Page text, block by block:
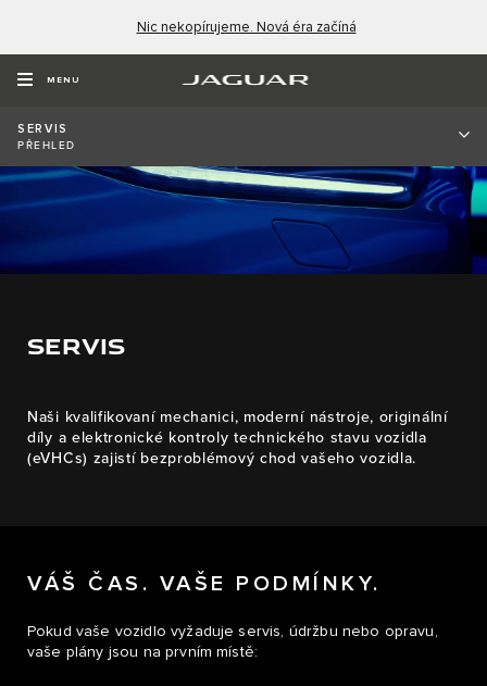
Nic nekopírujeme. Nová éra začíná
MENU
SERVIS
PŘEHLED
SERVIS
Naši kvalifikovaní mechanici, moderní nástroje, originální
díly a elektronické kontroly technického stavu vozidla
(eVHCs) zajistí bezproblémový chod vašeho vozidla.
VÁŠ ČAS. VAŠE PODMÍNKY.
Pokud vaše vozidlo vyžaduje servis, údržbu nebo opravu,
vaše plány jsou na prvním místě: